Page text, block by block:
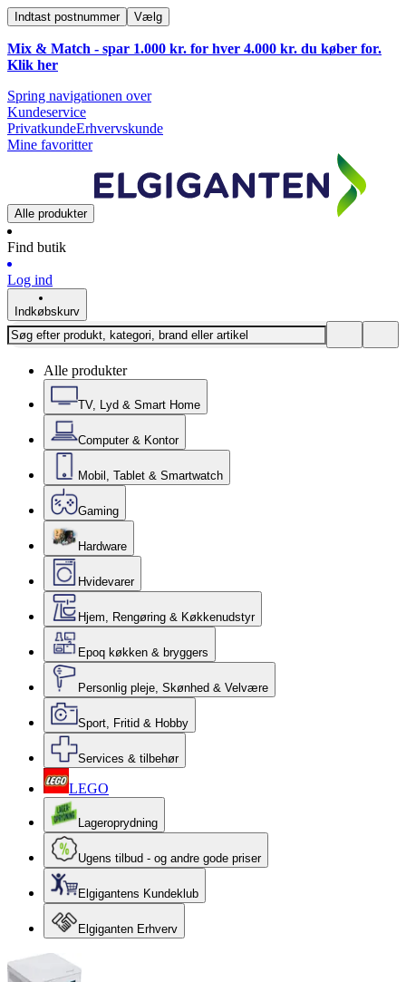
Indtast postnummer Vælg
Mix & Match - spar 1.000 kr. for hver 4.000 kr. du køber for.
Klik her
Spring navigationen over
Kundeservice
PrivatkundeErhvervskunde
Mine favoritter
Alle produkter
Find butik
Log ind
Indkøbskurv
Alle produkter
TV, Lyd & Smart Home
Computer & Kontor
Mobil, Tablet & Smartwatch
Gaming
Hardware
Hvidevarer
Hjem, Rengøring & Køkkenudstyr
Epoq køkken & bryggers
Personlig pleje, Skønhed & Velvære
Sport, Fritid & Hobby
Services & tilbehør
LEGO
Lageroprydning
Ugens tilbud - og andre gode priser
Elgigantens Kundeklub
Elgiganten Erhverv